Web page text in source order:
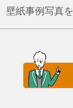
壁紙事例写真